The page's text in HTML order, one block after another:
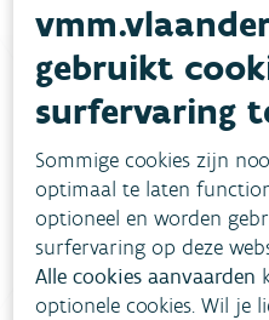
Heb je vragen?
Bekijk het overzicht
Niet gevonden wat je
contactformulier in.
gebruikt
surfervaring
Sommige cookies zijn
optimaal te laten
optioneel en worden
surfervaring op deze
Alle cookies aanvaarden
optionele cookies. Wil je